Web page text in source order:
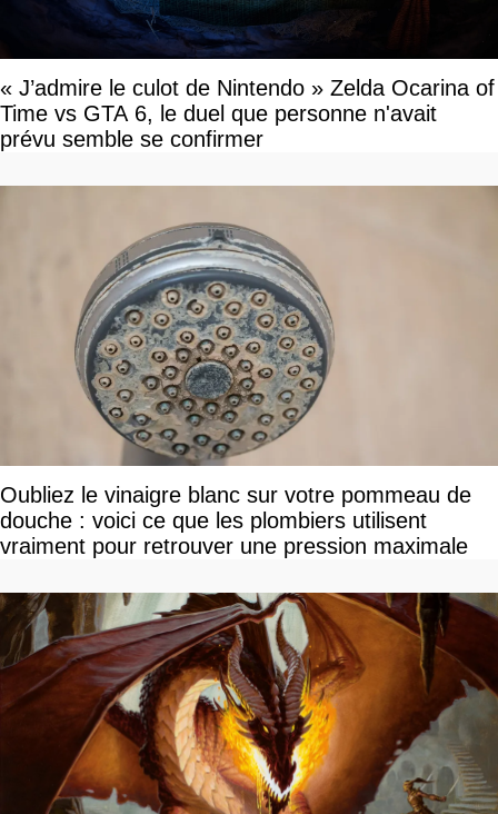
« J’admire le culot de Nintendo » Zelda Ocarina of
Time vs GTA 6, le duel que personne n'avait
prévu semble se confirmer
Oubliez le vinaigre blanc sur votre pommeau de
douche : voici ce que les plombiers utilisent
vraiment pour retrouver une pression maximale